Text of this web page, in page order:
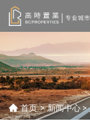
首页 > 新闻中心 >